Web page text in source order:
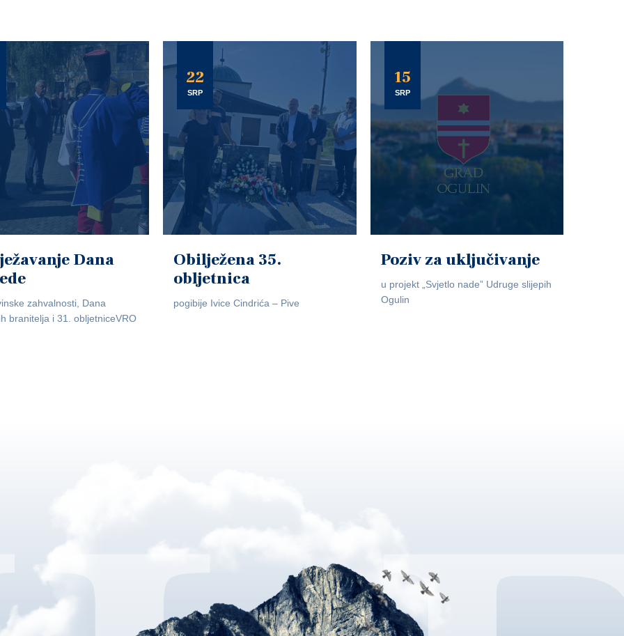
Dana
zahvalnosti, Dana
branitelja i 31. obljetniceVRO
22
SRP
Obilježena 35.
obljetnica
pogibije Ivice Cindrića – Pive
15
SRP
Poziv za uključivanje
u projekt „Svjetlo nade” Udruge slijepih
Ogulin